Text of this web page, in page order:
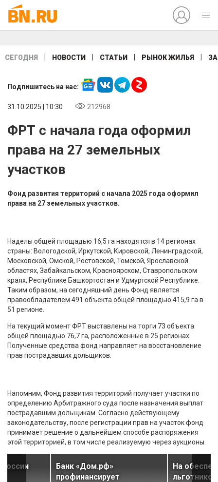
СЕГОДНЯ НОВОСТИ СТАТЬИ РЫНОК ЖИЛЬЯ
Подпишитесь на нас:
31.10.2025 | 10:30 212968
ФРТ с начала года оформил
права на 27 земельных
участков
Фонд развития территорий с начала 2025 года оформил
права на 27 земельных участков.
Наделы общей площадью 16,5 га находятся в 14 регионах
страны: Вологодской, Иркутской, Кировской, Ленинградской,
Московской, Омской, Ростовской, Томской, Ярославской
областях, Забайкальском, Красноярском, Ставропольском
краях, Республике Башкортостан и Удмуртской Республике.
Таким образом, на сегодняшний день Фонд является
правообладателем 491 объекта общей площадью 415,9 га в
51 регионе.
На текущий момент ФРТ выставлены на торги 73 объекта
общей площадью 76,7 га, расположенные в 25 регионах.
Полученные средства фонд направляет на восстановление
прав пострадавших дольщиков.
Напомним, Фонд развития территорий получает участки по
определению Арбитражного суда после назначения выплат
пострадавшим дольщикам. Согласно действующему
законодательству, после регистрации прав на участок фонд
принимает решение о дальнейшем способе распоряжения
этой территорией, в том числе реализуемую через аукционы.
Банк «Дом.рф»
профинансирует
На